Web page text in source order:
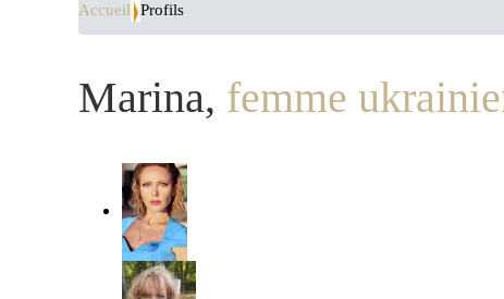
Accueil Profils
Marina, femme